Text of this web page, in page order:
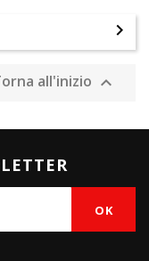

all'inizio 